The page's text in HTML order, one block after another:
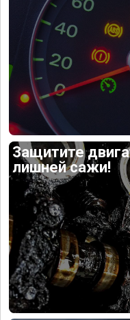
Защитите
лишней сажи!